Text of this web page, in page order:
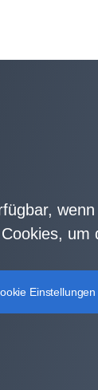
um
Einstellungen